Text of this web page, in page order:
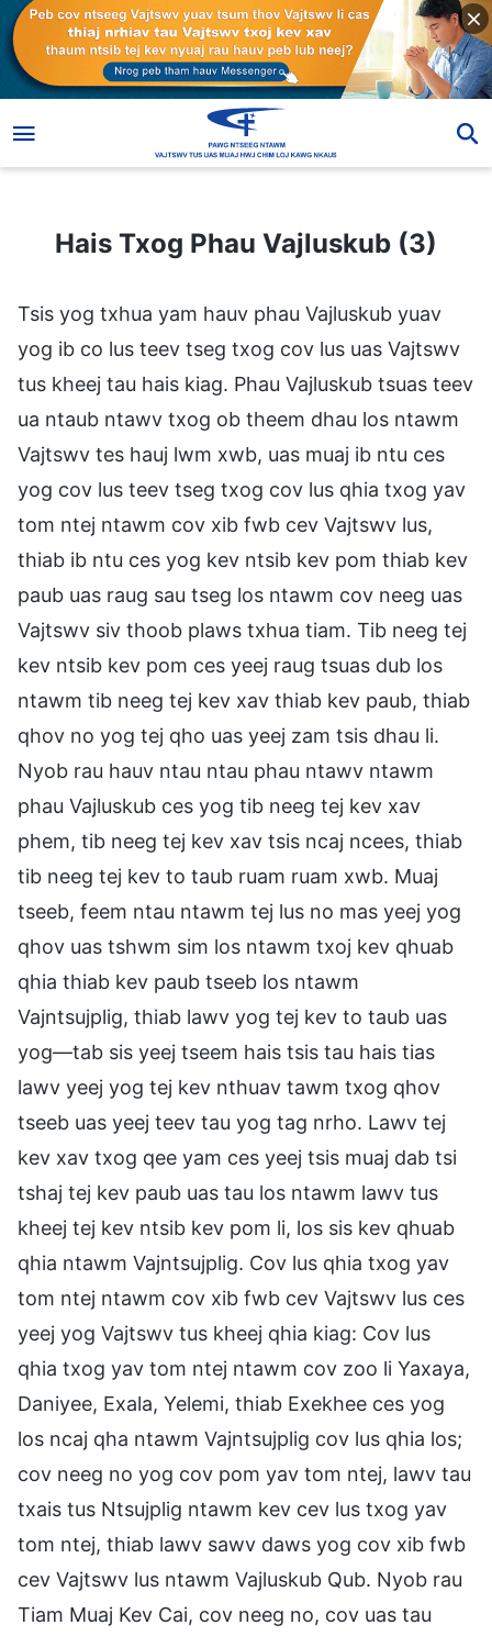
Hais Txog Phau Vajluskub (3)
Hais Txog Phau Vajluskub (3)
Tsis yog txhua yam hauv phau Vajluskub yuav
yog ib co lus teev tseg txog cov lus uas Vajtswv
tus kheej tau hais kiag. Phau Vajluskub tsuas teev
ua ntaub ntawv txog ob theem dhau los ntawm
Vajtswv tes hauj lwm xwb, uas muaj ib ntu ces
yog cov lus teev tseg txog cov lus qhia txog yav
tom ntej ntawm cov xib fwb cev Vajtswv lus,
thiab ib ntu ces yog kev ntsib kev pom thiab kev
paub uas raug sau tseg los ntawm cov neeg uas
Vajtswv siv thoob plaws txhua tiam. Tib neeg tej
kev ntsib kev pom ces yeej raug tsuas dub los
ntawm tib neeg tej kev xav thiab kev paub, thiab
qhov no yog tej qho uas yeej zam tsis dhau li.
Nyob rau hauv ntau ntau phau ntawv ntawm
phau Vajluskub ces yog tib neeg tej kev xav
phem, tib neeg tej kev xav tsis ncaj ncees, thiab
tib neeg tej kev to taub ruam ruam xwb. Muaj
tseeb, feem ntau ntawm tej lus no mas yeej yog
qhov uas tshwm sim los ntawm txoj kev qhuab
qhia thiab kev paub tseeb los ntawm
Vajntsujplig, thiab lawv yog tej kev to taub uas
yog—tab sis yeej tseem hais tsis tau hais tias
lawv yeej yog tej kev nthuav tawm txog qhov
tseeb uas yeej teev tau yog tag nrho. Lawv tej
kev xav txog qee yam ces yeej tsis muaj dab tsi
tshaj tej kev paub uas tau los ntawm lawv tus
kheej tej kev ntsib kev pom li, los sis kev qhuab
qhia ntawm Vajntsujplig. Cov lus qhia txog yav
tom ntej ntawm cov xib fwb cev Vajtswv lus ces
yeej yog Vajtswv tus kheej qhia kiag: Cov lus
qhia txog yav tom ntej ntawm cov zoo li Yaxaya,
Daniyee, Exala, Yelemi, thiab Exekhee ces yog
los ncaj qha ntawm Vajntsujplig cov lus qhia los;
cov neeg no yog cov pom yav tom ntej, lawv tau
txais tus Ntsujplig ntawm kev cev lus txog yav
tom ntej, thiab lawv sawv daws yog cov xib fwb
cev Vajtswv lus ntawm Vajluskub Qub. Nyob rau
Tiam Muaj Kev Cai, cov neeg no, cov uas tau